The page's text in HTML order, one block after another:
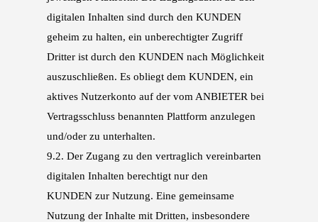
digitalen Inhalten sind durch den KUNDEN
geheim zu halten, ein unberechtigter Zugriff
Dritter ist durch den KUNDEN nach Möglichkeit
auszuschließen. Es obliegt dem KUNDEN, ein
aktives Nutzerkonto auf der vom ANBIETER bei
Vertragsschluss benannten Plattform anzulegen
und/oder zu unterhalten.
9.2. Der Zugang zu den vertraglich vereinbarten
digitalen Inhalten berechtigt nur den
KUNDEN zur Nutzung. Eine gemeinsame
Nutzung der Inhalte mit Dritten, insbesondere